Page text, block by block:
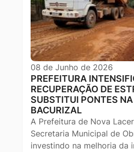
08 de Junho de 2026
PREFEITURA
RECUPERAÇÃO DE
SUBSTITUI PONTES
BACURIZAL
A Prefeitura de Nova
Secretaria Municipal de
investindo na melhoria da